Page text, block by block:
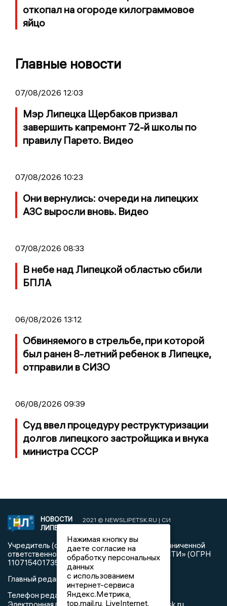
откопал на огороде килограммовое
яйцо
Главные новости
07/08/2026 12:03
Мэр Липецка Щербаков призвал
завершить капремонт 72-й школы по
правилу Парето. Видео
07/08/2026 10:23
Они вернулись: очереди на липецких
АЗС выросли вновь. Видео
07/08/2026 08:33
В небе над Липецкой областью сбили
БПЛА
06/08/2026 13:12
Обвиняемого в стрельбе, при которой
был ранен 8-летний ребенок в Липецке,
отправили в СИЗО
06/08/2026 09:39
Суд ввел процедуру реструктуризации
долгов липецкого застройщика и внука
министра СССР
НОВОСТИ
ЛИПЕЦКА
2021 © NEWSLIPETSK.RU | СИ
Учредитель (соучредители): Общество с ограниченной
ответственностью «РЕГИОНАЛЬНЫЕ НОВОСТИ» (ОГРН
1107154017354)
Главный редактор: Герцог Е.Г.
Телефон редакции: +7 903 699 9427
info@newslipetsk.ru
Нажимая кнопку вы
даете согласие на
обработку персональных
данных
с использованием
интернет-сервиса
Яндекс.Метрика,
top.mail.ru, LiveInternet.